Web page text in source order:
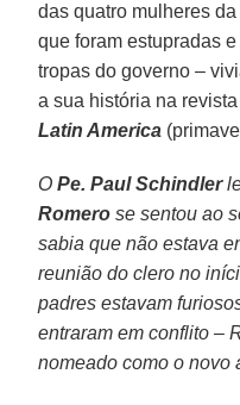
das quatro mulheres
que foram estupradas
tropas do governo –
a sua história na
Latin America
OPe. Paul Schindler
Romero se sentou ao
sabia que não estava
reunião do clero no
padres estavam
entraram em conflito –
nomeado como o novo